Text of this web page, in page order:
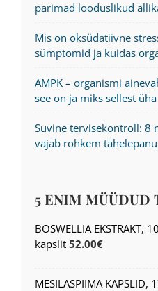
parimad looduslikud
Mis on oksüdatiivne
sümptomid ja kuidas
AMPK – organismi
see on ja miks sellest
Suvine tervisekontroll: 8
vajab rohkem tähelepanu
5 ENIM MÜÜDUD
BOSWELLIA EKSTRAKT,
kapslit 52.00€
MESILASPIIMA KAPSLID,